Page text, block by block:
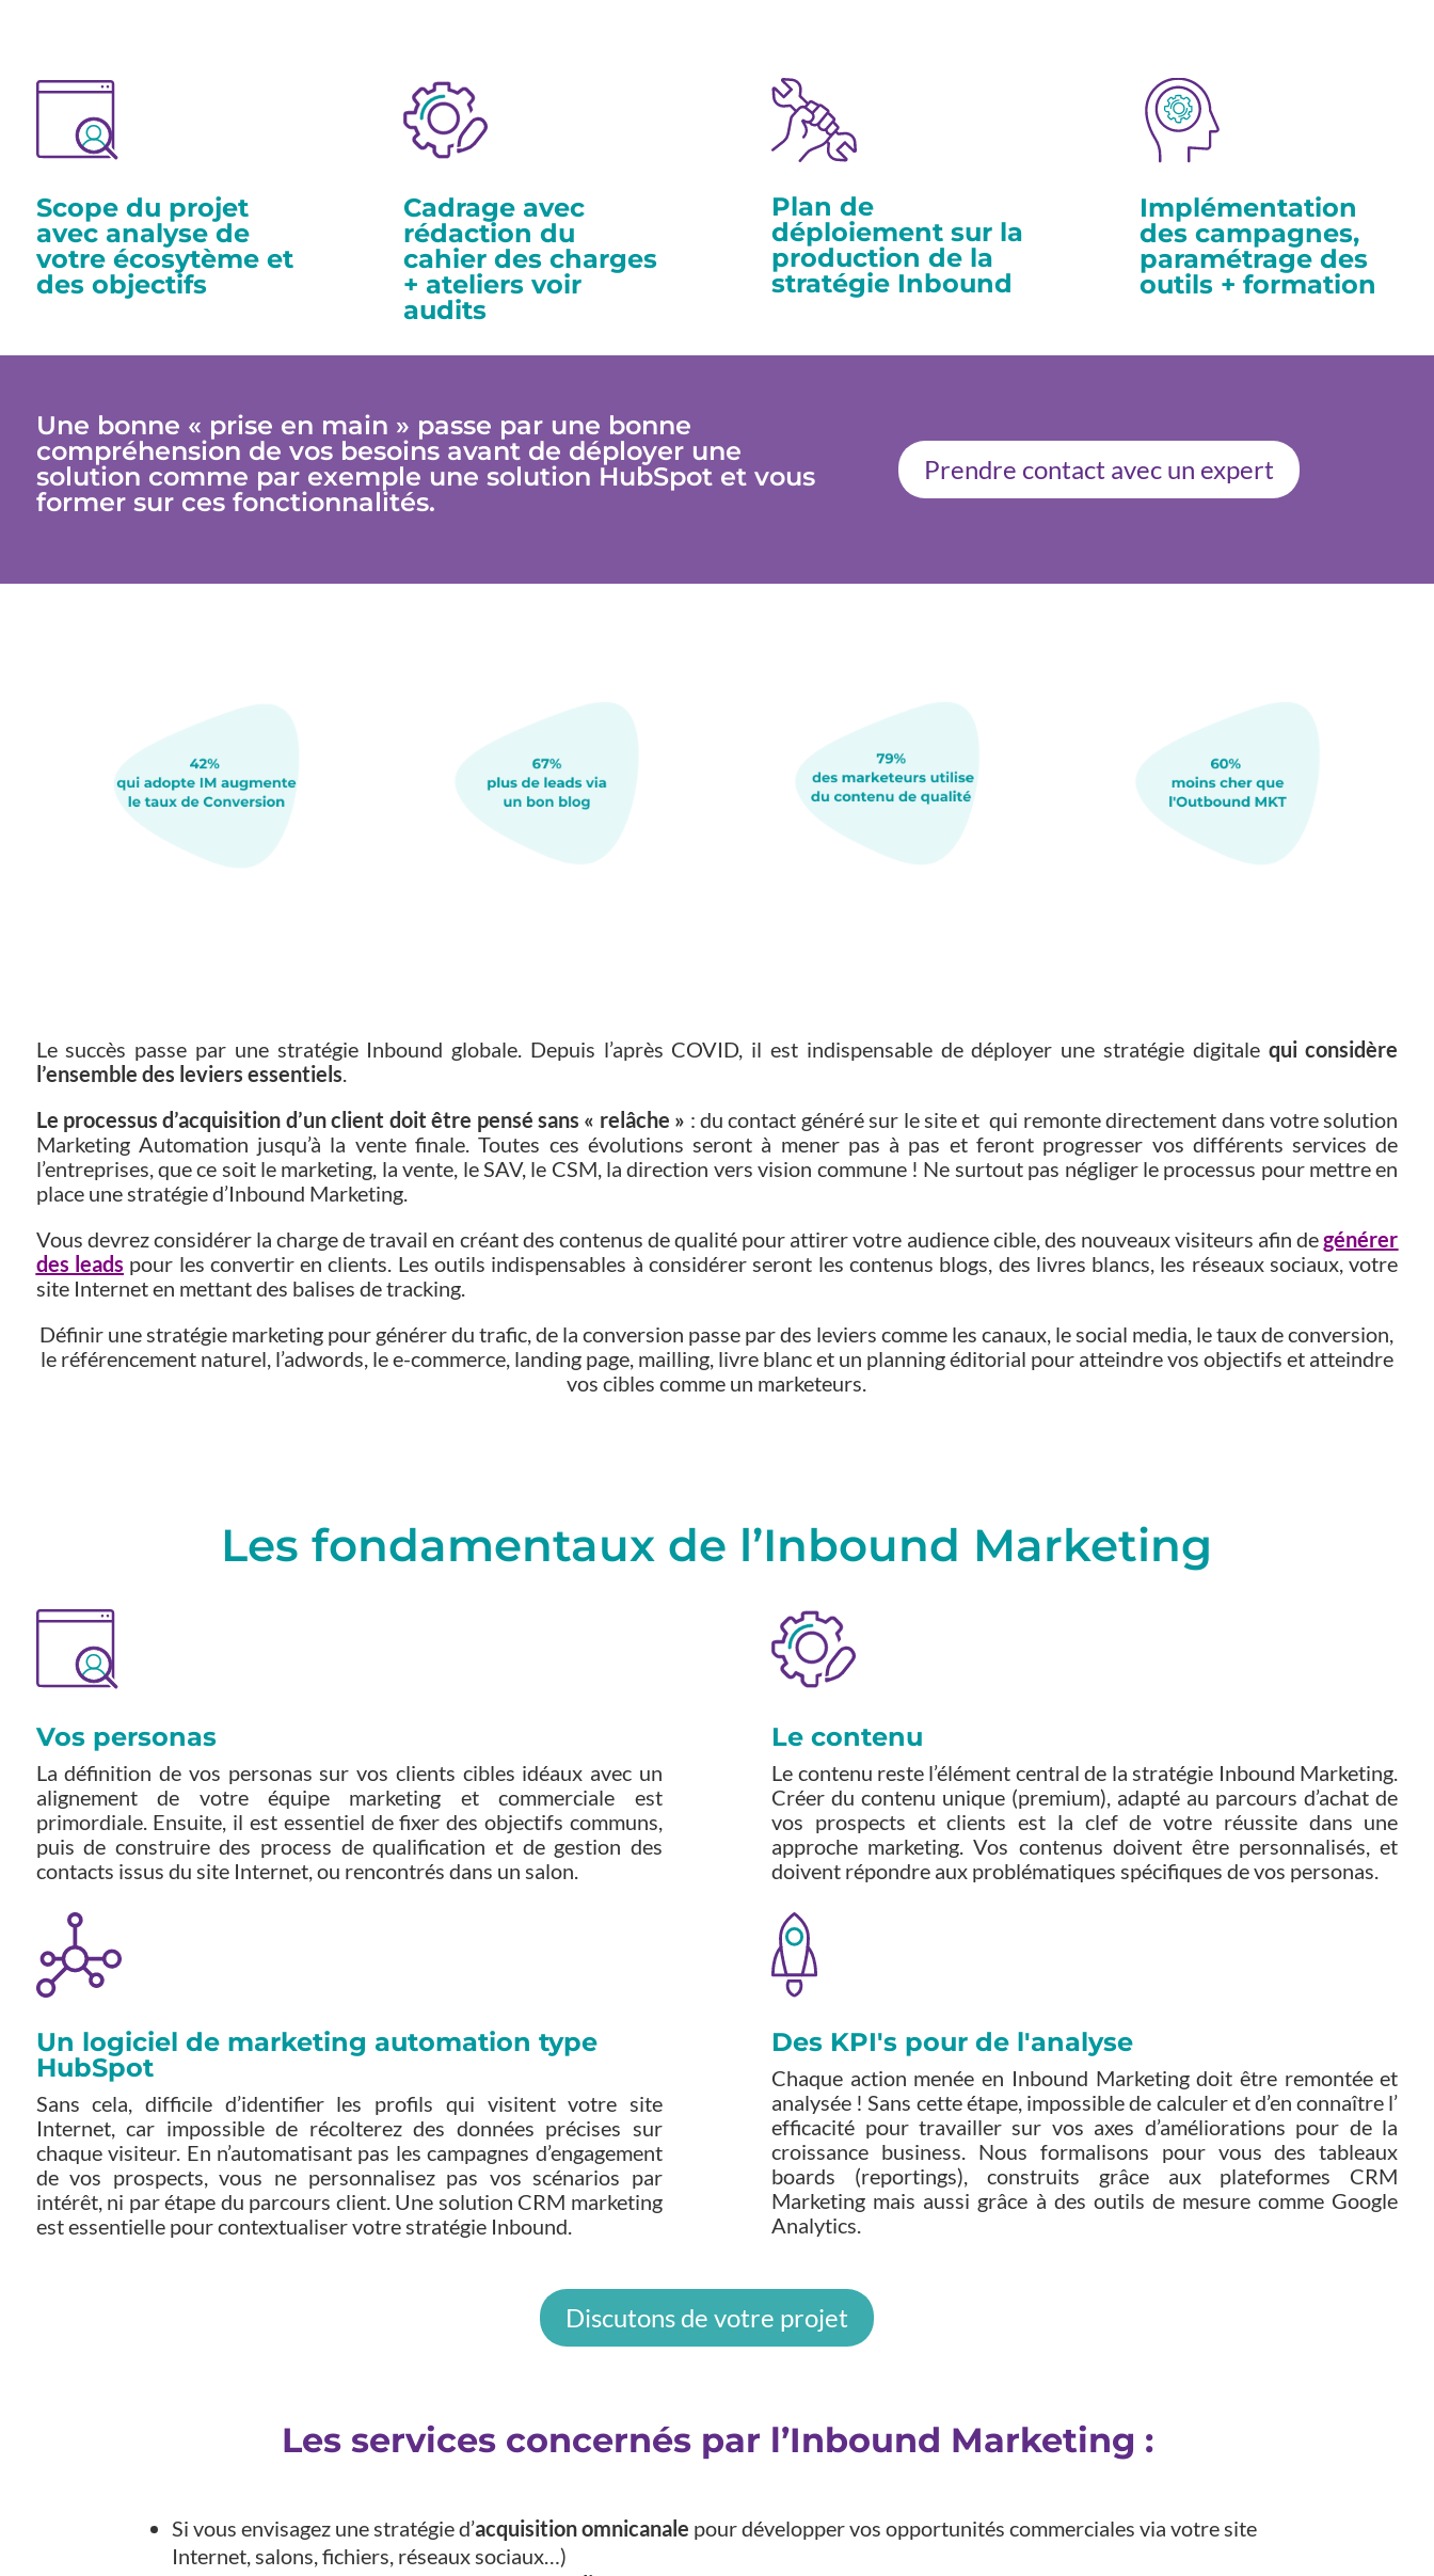
Scope du projet
avec analyse de
votre écosytème et
des objectifs
Cadrage avec
rédaction du
cahier des charges
+ ateliers voir
audits
Plan de
déploiement sur la
production de la
stratégie Inbound
Implémentation
des campagnes,
paramétrage des
outils + formation
Une bonne « prise en main » passe par une bonne
compréhension de vos besoins avant de déployer une
solution comme par exemple une solution HubSpot et vous
former sur ces fonctionnalités.
Prendre contact avec un expert
Le succès passe par une stratégie Inbound globale. Depuis l’après COVID, il est indispensable de déployer une stratégie digitale qui considère
l’ensemble des leviers essentiels
Le processus d’acquisition d’un client doit être pensé sans « relâche » : du contact généré sur le site et qui remonte directement dans votre solution
Marketing Automation jusqu’à la vente finale. Toutes ces évolutions seront à mener pas à pas et feront progresser vos différents services de
l’entreprises, que ce soit le marketing, la vente, le SAV, le CSM, la direction vers vision commune ! Ne surtout pas négliger le processus pour mettre en
place une stratégie d’Inbound Marketing.
Vous devrez considérer la charge de travail en créant des contenus de qualité pour attirer votre audience cible, des nouveaux visiteurs afin degénérer
des leads pour les convertir en clients. Les outils indispensables à considérer seront les contenus blogs, des livres blancs, les réseaux sociaux, votre
site Internet en mettant des balises de tracking.
Définir une stratégie marketing pour générer du trafic, de la conversion passe par des leviers comme les canaux, le social media, le taux de conversion,
le référencement naturel, l’adwords, le e-commerce, landing page, mailling, livre blanc et un planning éditorial pour atteindre vos objectifs et atteindre
vos cibles comme un marketeurs.
Les fondamentaux de l’Inbound Marketing
Vos personas
La définition de vos personas sur vos clients cibles idéaux avec un
alignement de votre équipe marketing et commerciale est
primordiale. Ensuite, il est essentiel de fixer des objectifs communs,
puis de construire des process de qualification et de gestion des
contacts issus du site Internet, ou rencontrés dans un salon.
Le contenu
Le contenu reste l’élément central de la stratégie Inbound Marketing.
Créer du contenu unique (premium), adapté au parcours d’achat de
vos prospects et clients est la clef de votre réussite dans une
approche marketing. Vos contenus doivent être personnalisés, et
doivent répondre aux problématiques spécifiques de vos personas.
Un logiciel de marketing automation type
HubSpot
Sans cela, difficile d’identifier les profils qui visitent votre site
Internet, car impossible de récolterez des données précises sur
chaque visiteur. En n’automatisant pas les campagnes d’engagement
de vos prospects, vous ne personnalisez pas vos scénarios par
intérêt, ni par étape du parcours client. Une solution CRM marketing
est essentielle pour contextualiser votre stratégie Inbound.
Des KPI's pour de l'analyse
Chaque action menée en Inbound Marketing doit être remontée et
analysée ! Sans cette étape, impossible de calculer et d’en connaître l’
efficacité pour travailler sur vos axes d’améliorations pour de la
croissance business. Nous formalisons pour vous des tableaux
boards (reportings), construits grâce aux plateformes CRM
Marketing mais aussi grâce à des outils de mesure comme Google
Analytics.
Discutons de votre projet
Les services concernés par l’Inbound Marketing :
Si vous envisagez une stratégie d’acquisition omnicanale pour développer vos opportunités commerciales via votre site
Internet, salons, fichiers, réseaux sociaux…)